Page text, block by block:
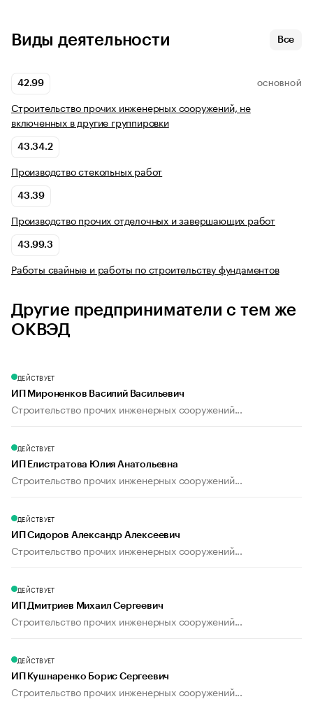
Виды деятельности Все
42.99 ОСНОВНОЙ
Строительство прочих инженерных сооружений, не
включенных в другие группировки
43.34.2
Производство стекольных работ
43.39
Производство прочих отделочных и завершающих работ
43.99.3
Работы свайные и работы по строительству фундаментов
Другие предприниматели с тем же
ОКВЭД
ДЕЙСТВУЕТ
ИП Мироненков Василий Васильевич
Строительство прочих инженерных сооружений...
ДЕЙСТВУЕТ
ИП Елистратова Юлия Анатольевна
Строительство прочих инженерных сооружений...
ДЕЙСТВУЕТ
ИП Сидоров Александр Алексеевич
Строительство прочих инженерных сооружений...
ДЕЙСТВУЕТ
ИП Дмитриев Михаил Сергеевич
Строительство прочих инженерных сооружений...
ДЕЙСТВУЕТ
ИП Кушнаренко Борис Сергеевич
Строительство прочих инженерных сооружений...